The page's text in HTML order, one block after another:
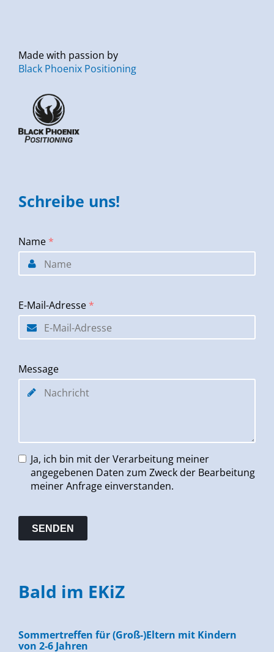
Made with passion by
Black Phoenix Positioning
Schreibe uns!
Name *
E-Mail-Adresse *
Message
Ja, ich bin mit der Verarbeitung meiner
angegebenen Daten zum Zweck der Bearbeitung
meiner Anfrage einverstanden.
Bald im EKiZ
Sommertreffen für (Groß-)Eltern mit Kindern
von 2-6 Jahren